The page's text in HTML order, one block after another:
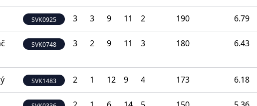
SVK0925 3 3 9 11 2 190 6.79
SVK0748 3 2 9 11 3 180 6.43
SVK1483 2 1 12 9 4 173 6.18